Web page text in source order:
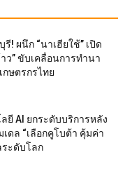
! ผนึก “นาเฮียใช้” เปิด
” ขับเคลื่อนการทำนา
กษตรกรไทย
ยี AI ยกระดับบริการหลัง
ดล “เลือกคูโบต้า คุ้มค่า
ระดับโลก